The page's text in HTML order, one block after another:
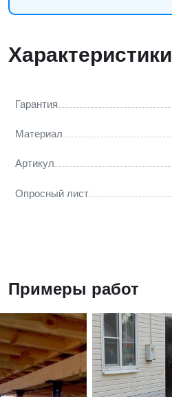
Характеристики
Гарантия
Материал
Артикул
Опросный лист
Примеры работ